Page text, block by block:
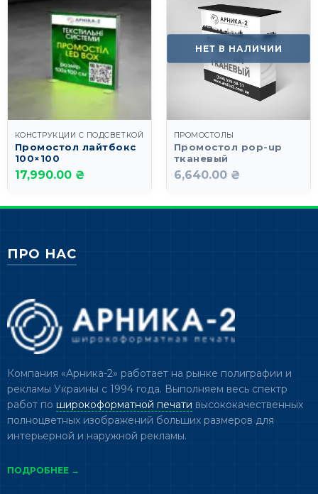
КОНСТРУКЦИИ С ПОДСВЕТКОЙ
Промостол лайтбокс
100×100
17,990.00 ₴
НЕТ В НАЛИЧИИ
ПРОМОСТОЛЫ
Промостол pop-up
тканевый
6,640.00 ₴
ПРО НАС
Компания «Арника-2» работает на рынке полиграфии и
рекламы Украины с 1994 года. Выполняем весь спектр
работ по широкоформатной печати высококачественных
полноцветных изображений больших размеров для
интерьерной и наружной рекламы.
ПОДРОБНЕЕ →